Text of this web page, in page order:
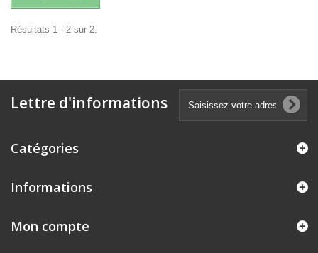
Résultats 1 - 2 sur 2.
Lettre d'informations
Catégories
Informations
Mon compte